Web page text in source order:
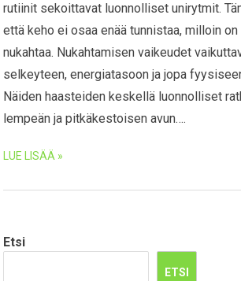
rutiinit sekoittavat luonnolliset unirytmit.
että keho ei osaa enää tunnistaa, milloin on
nukahtaa. Nukahtamisen vaikeudet
selkeyteen, energiatasoon ja jopa
Näiden haasteiden keskellä luonnolliset
lempeän ja pitkäkestoisen avun….
LUE LISÄÄ »
Etsi
ETSI